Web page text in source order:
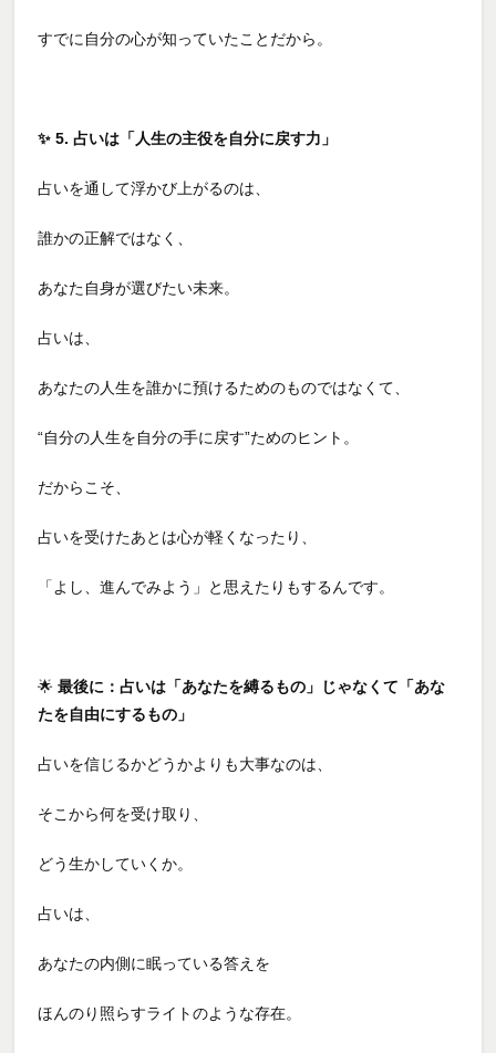
すでに自分の心が知っていたことだから。
✨ 5. 占いは「人生の主役を自分に戻す力」
占いを通して浮かび上がるのは、
誰かの正解ではなく、
あなた自身が選びたい未来。
占いは、
あなたの人生を誰かに預けるためのものではなくて、
“自分の人生を自分の手に戻す”ためのヒント。
だからこそ、
占いを受けたあとは心が軽くなったり、
「よし、進んでみよう」と思えたりもするんです。
🌟 最後に：占いは「あなたを縛るもの」じゃなくて「あな
たを自由にするもの」
占いを信じるかどうかよりも大事なのは、
そこから何を受け取り、
どう生かしていくか。
占いは、
あなたの内側に眠っている答えを
ほんのり照らすライトのような存在。